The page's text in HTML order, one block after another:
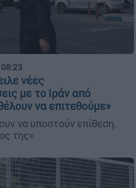
νέες
με το Ιράν από
να επιτεθούμε»
να υποστούν επίθεση.
της»